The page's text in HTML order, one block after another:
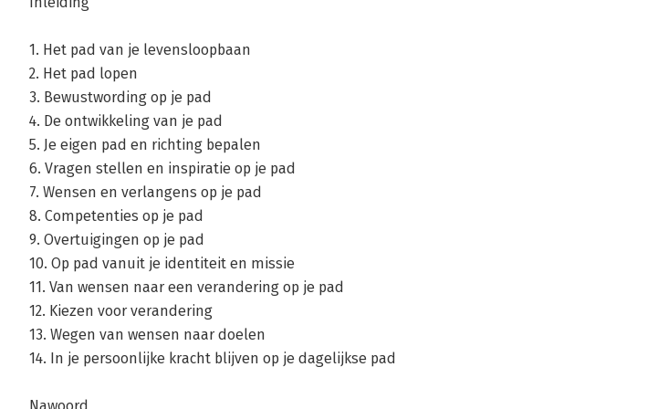
Arianne van Galen is eigenaar van Diamant Coaching en initiatiefnemer
medewerkers, teams en organisaties om vanuit passie, met lol (hogere)
resultaten te behalen. Hiernaast leidt ze op Post-HBO niveau coaches op.
Van haar hand verschenen eerder bij Thema 'Coach de coach', 'Beginnen
met leidinggeven', 'Coachend leidinggeven' en 'De klant komt altijd van
rechts'.
www.diamantcoaching.nl
Andere boeken door Arianne van Galen
Bekijk alle boeken
1. Het pad van je levensloopbaan
2. Het pad lopen
3. Bewustwording op je pad
4. De ontwikkeling van je pad
5. Je eigen pad en richting bepalen
6. Vragen stellen en inspiratie op je pad
7. Wensen en verlangens op je pad
8. Competenties op je pad
9. Overtuigingen op je pad
10. Op pad vanuit je identiteit en missie
11. Van wensen naar een verandering op je pad
12. Kiezen voor verandering
13. Wegen van wensen naar doelen
14. In je persoonlijke kracht blijven op je dagelijkse pad